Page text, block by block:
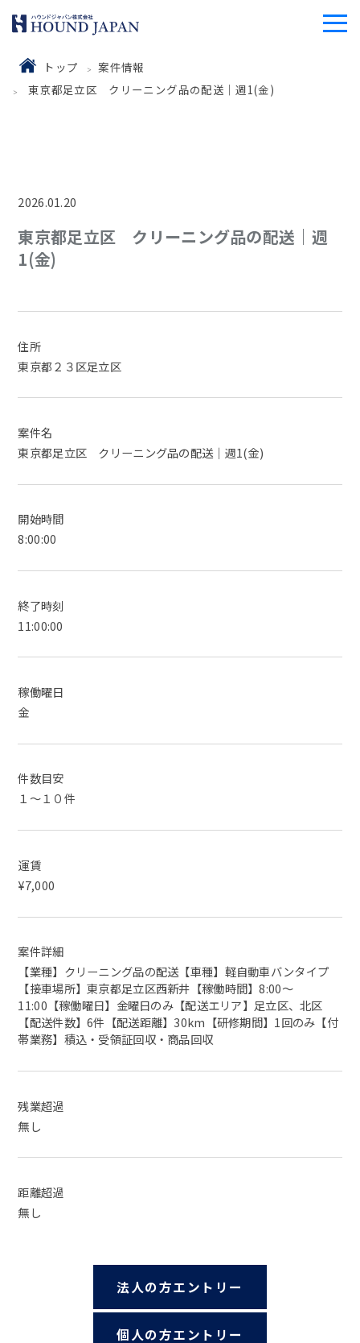
トップ
案件情報
東京都足立区 クリーニング品の配送｜週1(金)
2026.01.20
東京都足立区 クリーニング品の配送｜週
1(金)
住所
東京都２３区足立区
案件名
東京都足立区 クリーニング品の配送｜週1(金)
開始時間
8:00:00
終了時刻
11:00:00
稼働曜日
金
件数目安
１～１０件
運賃
¥7,000
案件詳細
【業種】クリーニング品の配送【車種】軽自動車バンタイプ
【接車場所】東京都足立区西新井【稼働時間】8:00～
11:00【稼働曜日】金曜日のみ【配送エリア】足立区、北区
【配送件数】6件【配送距離】30km【研修期間】1回のみ【付
帯業務】積込・受領証回収・商品回収
残業超過
無し
距離超過
無し
法人の方エントリー
個人の方エントリー